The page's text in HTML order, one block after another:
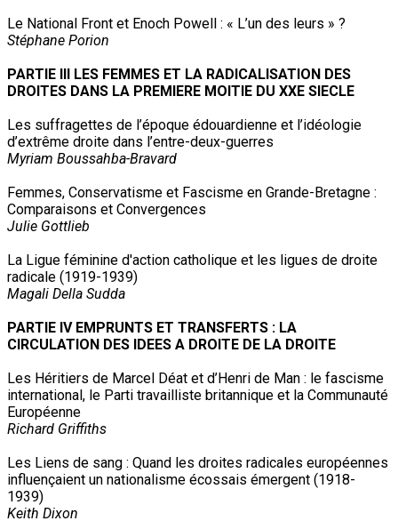
Le National Front et Enoch Powell : « L’un des leurs » ?
Stéphane Porion
PARTIE III LES FEMMES ET LA RADICALISATION DES
DROITES DANS LA PREMIERE MOITIE DU XXE SIECLE
Les suffragettes de l’époque édouardienne et l’idéologie
d’extrême droite dans l’entre-deux-guerres
Myriam Boussahba-Bravard
Femmes, Conservatisme et Fascisme en Grande-Bretagne :
Comparaisons et Convergences
Julie Gottlieb
La Ligue féminine d'action catholique et les ligues de droite
radicale (1919-1939)
Magali Della Sudda
PARTIE IV EMPRUNTS ET TRANSFERTS : LA
CIRCULATION DES IDEES A DROITE DE LA DROITE
Les Héritiers de Marcel Déat et d’Henri de Man : le fascisme
international, le Parti travailliste britannique et la Communauté
Européenne
Richard Griffiths
Les Liens de sang : Quand les droites radicales européennes
influençaient un nationalisme écossais émergent (1918-
1939)
Keith Dixon